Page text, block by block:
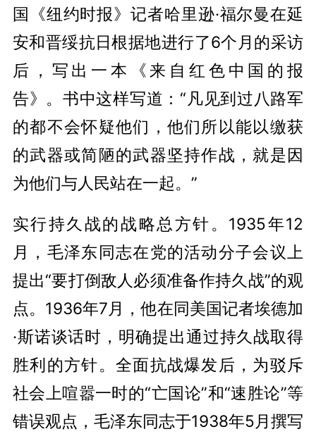
国《纽约时报》记者哈里逊·福尔曼在延
安和晋绥抗日根据地进行了6个月的采访
后，写出一本《来自红色中国的报
告》。书中这样写道：“凡见到过八路军
的都不会怀疑他们，他们所以能以缴获
的武器或简陋的武器坚持作战，就是因
为他们与人民站在一起。”
实行持久战的战略总方针。1935年12
月，毛泽东同志在党的活动分子会议上
提出“要打倒敌人必须准备作持久战”的观
点。1936年7月，他在同美国记者埃德加
·斯诺谈话时，明确提出通过持久战取得
胜利的方针。全面抗战爆发后，为驳斥
社会上喧嚣一时的“亡国论”和“速胜论”等
错误观点，毛泽东同志于1938年5月撰写